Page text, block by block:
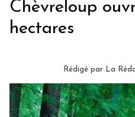
Chèvreloup
hectares
Rédigé par La